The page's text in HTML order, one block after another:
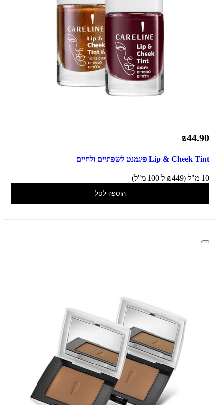
₪44.90
Lip & Cheek Tint פיגמנט לשפתיים ולחיים
10 מ"ל (₪449 ל 100 מ"ל)
הוספה לסל